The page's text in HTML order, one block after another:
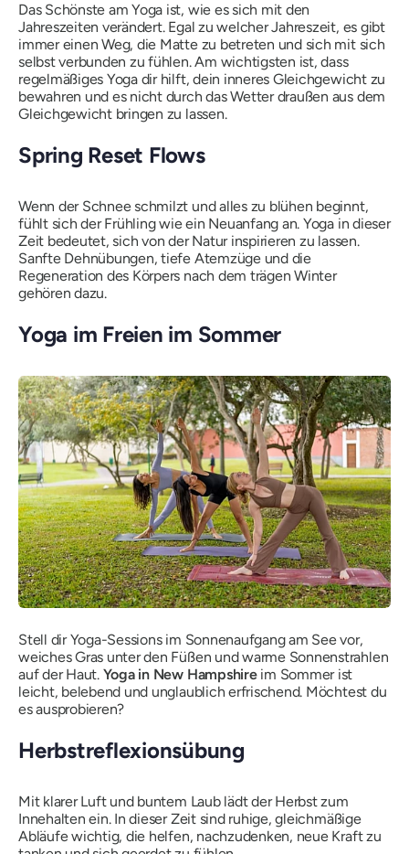
Das Schönste am Yoga ist, wie es sich mit den
Jahreszeiten verändert. Egal zu welcher Jahreszeit, es gibt
immer einen Weg, die Matte zu betreten und sich mit sich
selbst verbunden zu fühlen. Am wichtigsten ist, dass
regelmäßiges Yoga dir hilft, dein inneres Gleichgewicht zu
bewahren und es nicht durch das Wetter draußen aus dem
Gleichgewicht bringen zu lassen.
Spring Reset Flows
Wenn der Schnee schmilzt und alles zu blühen beginnt,
fühlt sich der Frühling wie ein Neuanfang an. Yoga in dieser
Zeit bedeutet, sich von der Natur inspirieren zu lassen.
Sanfte Dehnübungen, tiefe Atemzüge und die
Regeneration des Körpers nach dem trägen Winter
gehören dazu.
Yoga im Freien im Sommer
Stell dir Yoga-Sessions im Sonnenaufgang am See vor,
weiches Gras unter den Füßen und warme Sonnenstrahlen
auf der Haut. Yoga in New Hampshireim Sommer ist
leicht, belebend und unglaublich erfrischend. Möchtest du
es ausprobieren?
Herbstreflexionsübung
Mit klarer Luft und buntem Laub lädt der Herbst zum
Innehalten ein. In dieser Zeit sind ruhige, gleichmäßige
Abläufe wichtig, die helfen, nachzudenken, neue Kraft zu